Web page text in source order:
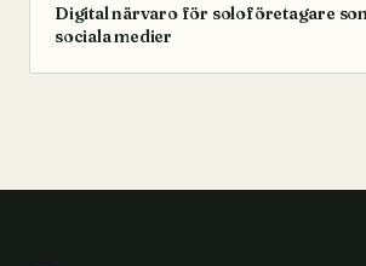
Digital närvaro för soloföretagare
sociala medier